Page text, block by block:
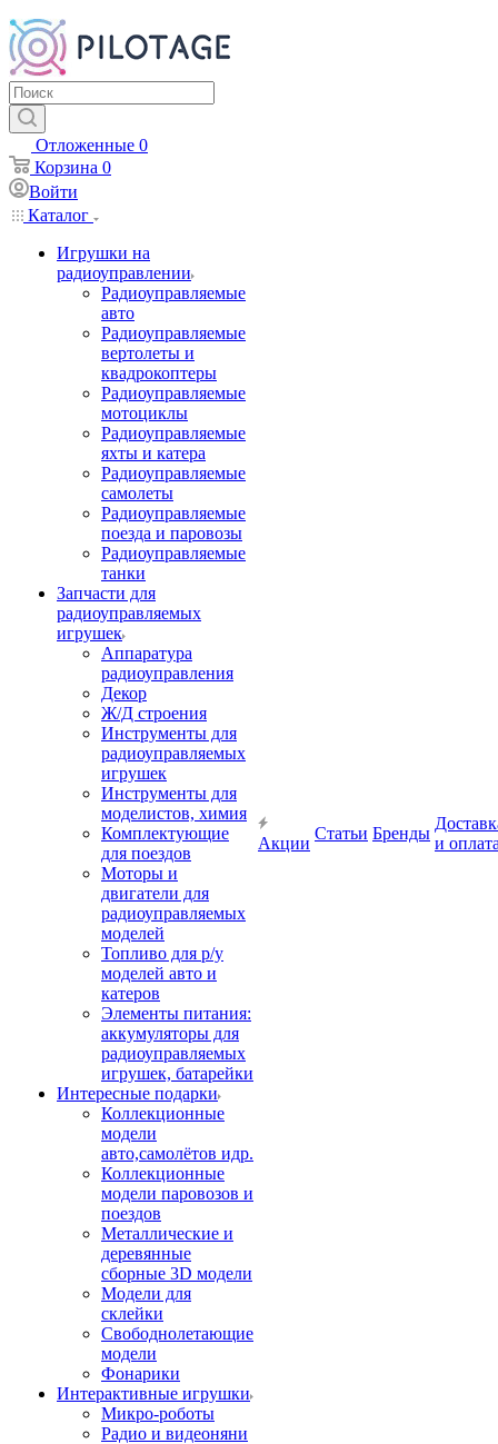
Отложенные 0
Корзина 0
Войти
Каталог
Игрушки на
радиоуправлении
Радиоуправляемые
авто
Радиоуправляемые
вертолеты и
квадрокоптеры
Радиоуправляемые
мотоциклы
Радиоуправляемые
яхты и катера
Радиоуправляемые
самолеты
Радиоуправляемые
поезда и паровозы
Радиоуправляемые
танки
Запчасти для
радиоуправляемых
игрушек
Аппаратура
радиоуправления
Декор
Ж/Д строения
Инструменты для
радиоуправляемых
игрушек
Инструменты для
моделистов, химия
Комплектующие
для поездов
Моторы и
двигатели для
радиоуправляемых
моделей
Топливо для р/у
моделей авто и
катеров
Элементы питания:
аккумуляторы для
радиоуправляемых
игрушек, батарейки
Интересные подарки
Коллекционные
модели
авто,самолётов идр.
Коллекционные
модели паровозов и
поездов
Металлические и
деревянные
сборные 3D модели
Модели для
склейки
Свободнолетающие
модели
Фонарики
Интерактивные игрушки
Микро-роботы
Радио и видеоняни
Акции
Статьи Бренды
и